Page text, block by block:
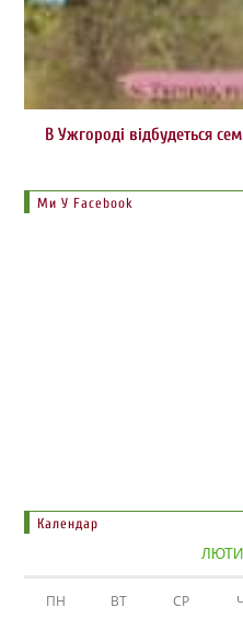
В Ужгороді відбудеться
Ми У Facebook
Календар
ПН ВТ СР